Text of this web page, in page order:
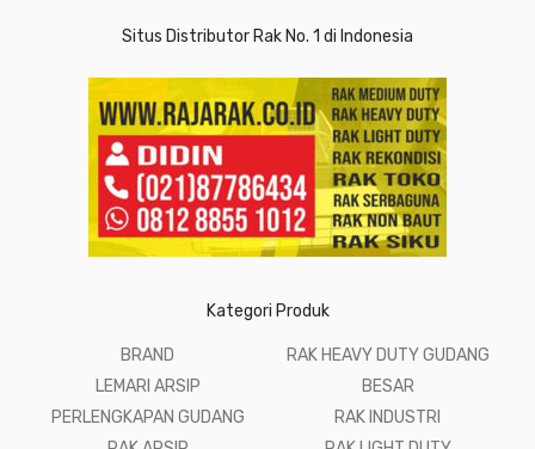
Situs Distributor Rak No. 1 di Indonesia
Kategori Produk
BRAND
LEMARI ARSIP
PERLENGKAPAN GUDANG
RAK HEAVY DUTY GUDANG
BESAR
RAK INDUSTRI